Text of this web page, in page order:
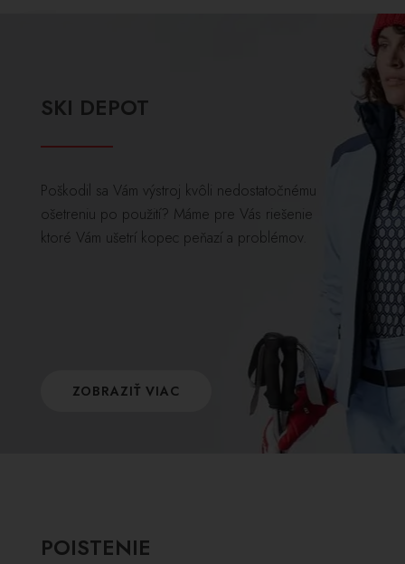
SKI DEPOT
Poškodil sa Vám výstroj kvôli nedostatočnému
ošetreniu po použití? Máme pre Vás riešenie
ktoré Vám ušetrí kopec peňazí a problémov.
ZOBRAZIŤ VIAC
POISTENIE